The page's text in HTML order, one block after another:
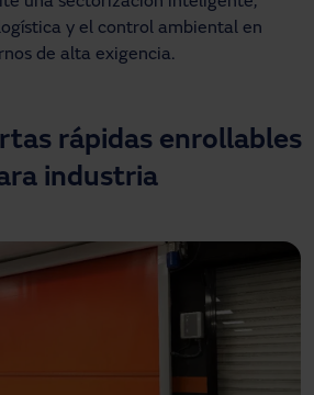
y el control ambiental en
de alta exigencia.
rápidas enrollables
industria